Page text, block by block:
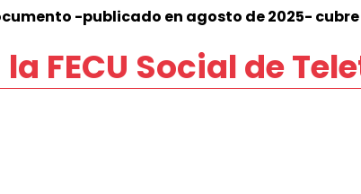
-publicado en agosto de 2025-
FECU Social de